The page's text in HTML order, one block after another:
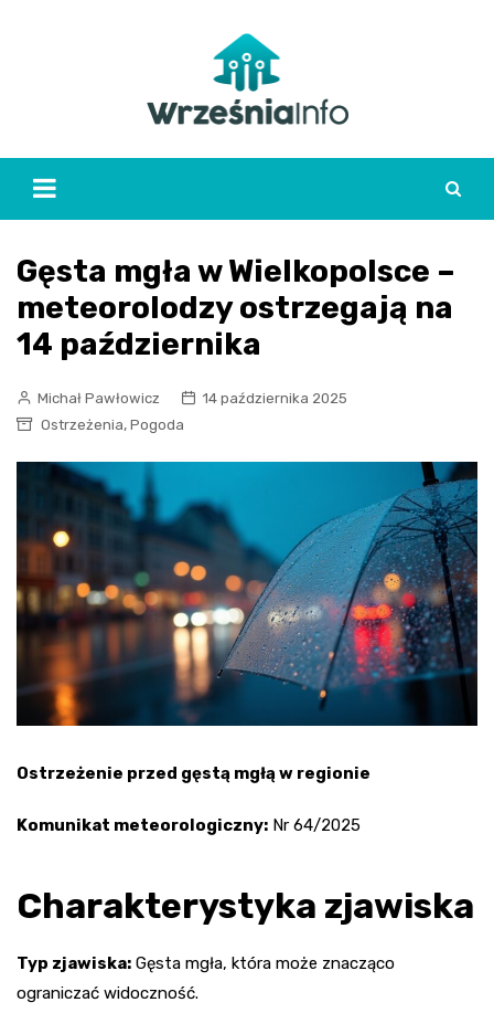
Gęsta mgła w Wielkopolsce –
meteorolodzy ostrzegają na
14 października
Michał Pawłowicz
14 października 2025
Ostrzeżenia, Pogoda
Ostrzeżenie przed gęstą mgłą w regionie
Komunikat meteorologiczny: Nr 64/2025
Charakterystyka zjawiska
Typ zjawiska: Gęsta mgła, która może znacząco
ograniczać widoczność.